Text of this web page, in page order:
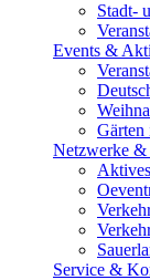
Stadt-
Events &
Gärten
Netzwerke &
Service &